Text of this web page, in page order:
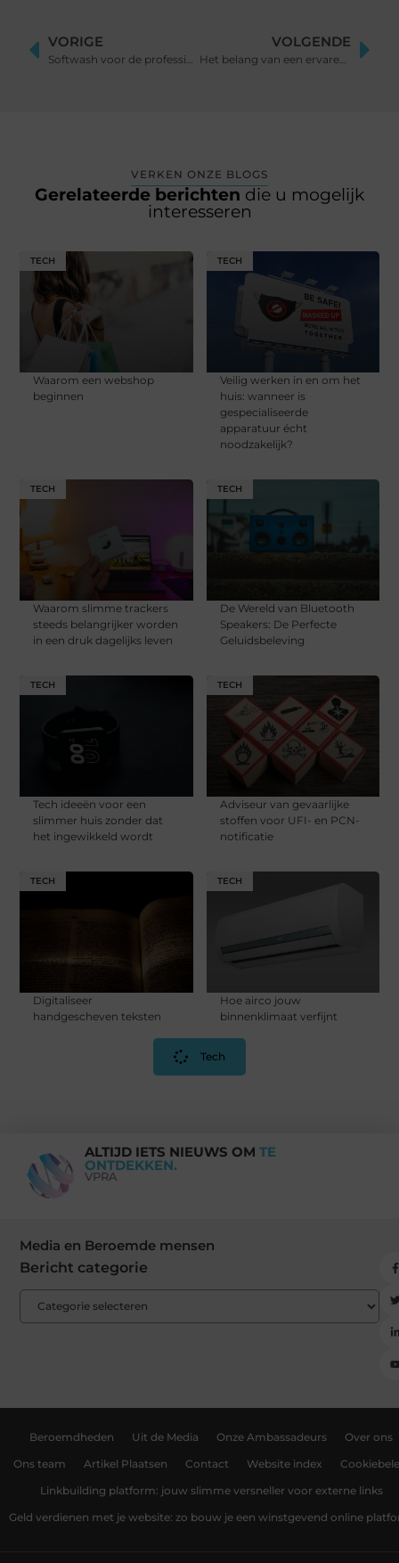
VORIGE
Softwash voor de professionele glazenwasser
VOLGENDE
Het belang van een ervaren paneelbouwer
VERKEN ONZE BLOGS
Gerelateerde berichten die u mogelijk
interesseren
TECH
Waarom een webshop
beginnen
TECH
Veilig werken in en om het
huis: wanneer is
gespecialiseerde
apparatuur écht
noodzakelijk?
TECH
Waarom slimme trackers
steeds belangrijker worden
in een druk dagelijks leven
TECH
De Wereld van Bluetooth
Speakers: De Perfecte
Geluidsbeleving
TECH
Tech ideeën voor een
slimmer huis zonder dat
het ingewikkeld wordt
TECH
Adviseur van gevaarlijke
stoffen voor UFI- en PCN-
notificatie
TECH
Digitaliseer
handgescheven teksten
TECH
Hoe airco jouw
binnenklimaat verfijnt
Tech
ALTIJD IETS NIEUWS OM TE
ONTDEKKEN.
VPRA
Media en Beroemde mensen
Bericht categorie
Beroemdheden Uit de Media Onze Ambassadeurs Over ons
Ons team Artikel Plaatsen Contact Website index
Linkbuilding platform: jouw slimme versneller voor externe links
Geld verdienen met je website: zo bouw je een winstgevend online